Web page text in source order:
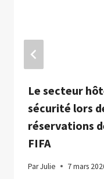
Le secteur
sécurité lors
réservations
FIFA
ParJulie 7 mars